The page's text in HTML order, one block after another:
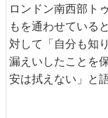
ロンドン南西部ト
もを通わせている
対して「自分も知
漏えいしたことを
安は拭えない」と